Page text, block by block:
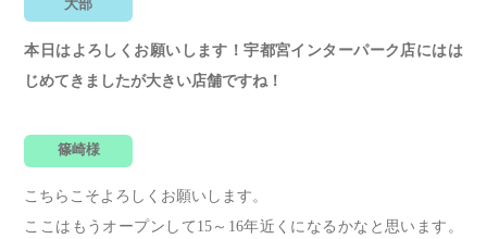
大部
本日はよろしくお願いします！宇都宮インターパーク店にはは
じめてきましたが大きい店舗ですね！
篠崎様
こちらこそよろしくお願いします。
ここはもうオープンして15～16年近くになるかなと思います。